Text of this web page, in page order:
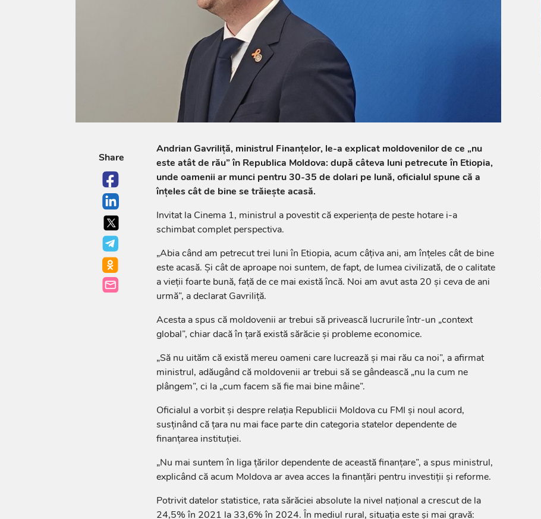
Share
Andrian Gavriliță, ministrul Finanțelor, le-a explicat moldovenilor de ce „nu
este atât de rău” în Republica Moldova: după câteva luni petrecute în Etiopia,
unde oamenii ar munci pentru 30-35 de dolari pe lună, oficialul spune că a
înțeles cât de bine se trăiește acasă.
Invitat la Cinema 1, ministrul a povestit că experiența de peste hotare i-a
schimbat complet perspectiva.
„Abia când am petrecut trei luni în Etiopia, acum câțiva ani, am înțeles cât de bine
este acasă. Și cât de aproape noi suntem, de fapt, de lumea civilizată, de o calitate
a vieții foarte bună, față de ce mai există încă. Noi am avut asta 20 și ceva de ani
urmă”, a declarat Gavriliță.
Acesta a spus că moldovenii ar trebui să privească lucrurile într-un „context
global”, chiar dacă în țară există sărăcie și probleme economice.
„Să nu uităm că există mereu oameni care lucrează și mai rău ca noi”, a afirmat
ministrul, adăugând că moldovenii ar trebui să se gândească „nu la cum ne
plângem”, ci la „cum facem să fie mai bine mâine”.
Oficialul a vorbit și despre relația Republicii Moldova cu FMI și noul acord,
susținând că țara nu mai face parte din categoria statelor dependente de
finanțarea instituției.
„Nu mai suntem în liga țărilor dependente de această finanțare”, a spus ministrul,
explicând că acum Moldova ar avea acces la finanțări pentru investiții și reforme.
Potrivit datelor statistice, rata sărăciei absolute la nivel național a crescut de la
24,5% în 2021 la 33,6% în 2024. În mediul rural, situația este și mai gravă: